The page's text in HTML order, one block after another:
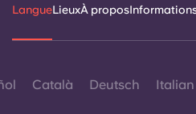
LangueLieuxÀ propos
Català Deutsch Italian